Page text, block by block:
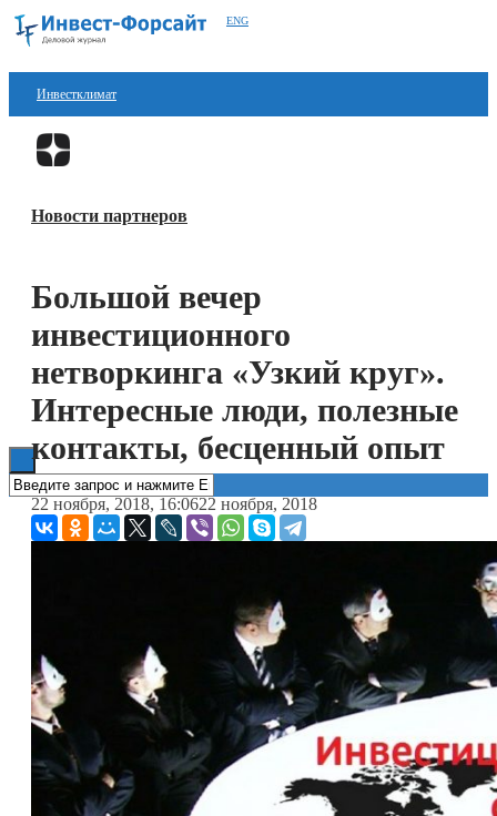
ENG
Инвестклимат
Финансы
Блокчейн
Книги
Новости партнеров
Большой вечер
инвестиционного
нетворкинга «Узкий круг».
Интересные люди, полезные
контакты, бесценный опыт
22 ноября, 2018, 16:0622 ноября, 2018